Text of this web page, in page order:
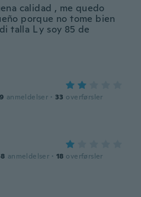
calidad , me quedo
porque no tome bien
talla L y soy 85 de
anmeldelser · 33 overførsler
anmeldelser · 18 overførsler